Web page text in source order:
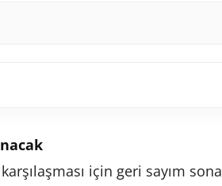
karşılaşması için geri sayım sona